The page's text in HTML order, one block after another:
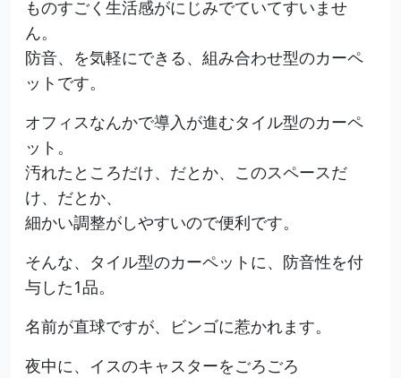
ものすごく生活感がにじみでていてすいませ
ん。
防音、を気軽にできる、組み合わせ型のカーペ
ットです。
オフィスなんかで導入が進むタイル型のカーペ
ット。
汚れたところだけ、だとか、このスペースだ
け、だとか、
細かい調整がしやすいので便利です。
そんな、タイル型のカーペットに、防音性を付
与した1品。
名前が直球ですが、ビンゴに惹かれます。
夜中に、イスのキャスターをごろごろ